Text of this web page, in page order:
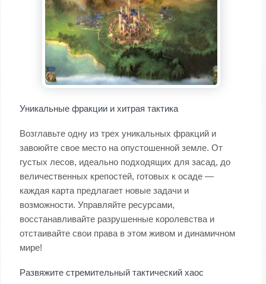
Уникальные фракции и хитрая тактика
Возглавьте одну из трех уникальных фракций и
завоюйте свое место на опустошенной земле. От
густых лесов, идеально подходящих для засад, до
величественных крепостей, готовых к осаде —
каждая карта предлагает новые задачи и
возможности. Управляйте ресурсами,
восстанавливайте разрушенные королевства и
отстаивайте свои права в этом живом и динамичном
мире!
Развяжите стремительный тактический хаос